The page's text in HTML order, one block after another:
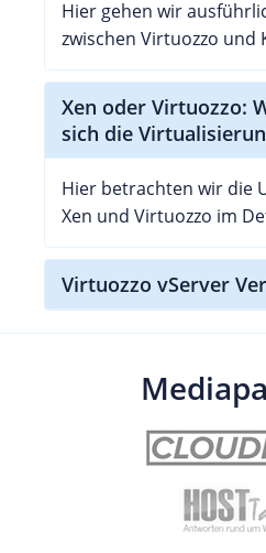
Hier gehen wir
zwischen Virtuozzo und
Xen oder Virtuozzo:
sich die
Hier betrachten wir die
Xen und Virtuozzo im
Virtuozzo vServer